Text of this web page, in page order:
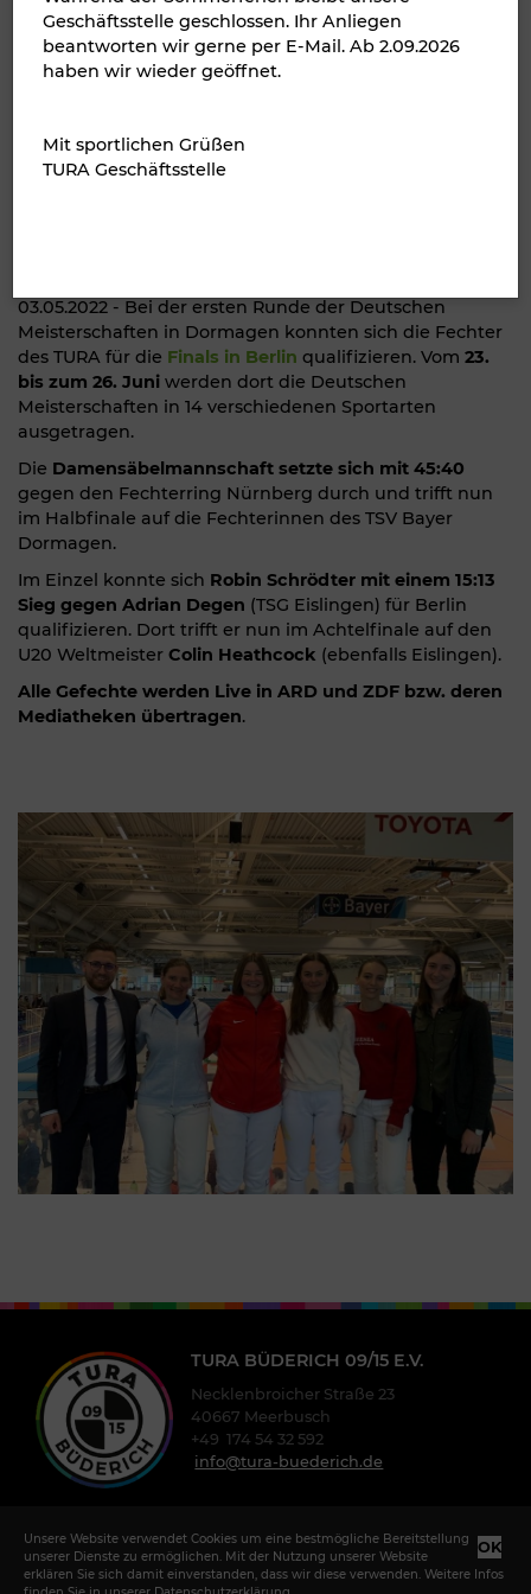
03.05.2022 - Bei der ersten Runde der Deutschen
Meisterschaften in Dormagen konnten sich die Fechter
des TURA für die Finals in Berlin qualifizieren. Vom 23.
bis zum 26. Juni werden dort die Deutschen
Meisterschaften in 14 verschiedenen Sportarten
ausgetragen.
Die Damensäbelmannschaft setzte sich mit 45:40
gegen den Fechterring Nürnberg durch und trifft nun
im Halbfinale auf die Fechterinnen des TSV Bayer
Dormagen.
Im Einzel konnte sich Robin Schrödter mit einem 15:13
Sieg gegen Adrian Degen (TSG Eislingen) für Berlin
qualifizieren. Dort trifft er nun im Achtelfinale auf den
U20 Weltmeister Colin Heathcock (ebenfalls Eislingen).
Alle Gefechte werden Live in ARD und ZDF bzw. deren
Mediatheken übertragen.
TURA BÜDERICH 09/15 E.V.
Necklenbroicher Straße 23
40667 Meerbusch
+49 174 54 32 592
info@tura-buederich.de
OK
Unsere Website verwendet Cookies um eine bestmögliche Bereitstellung
unserer Dienste zu ermöglichen. Mit der Nutzung unserer Website
erklären Sie sich damit einverstanden, dass wir diese verwenden. Weitere Infos
Geschäftsstelle geschlossen. Ihr Anliegen
beantworten wir gerne per E-Mail. Ab 2.09.2026
haben wir wieder geöffnet.
Mit sportlichen Grüßen
TURA Geschäftsstelle